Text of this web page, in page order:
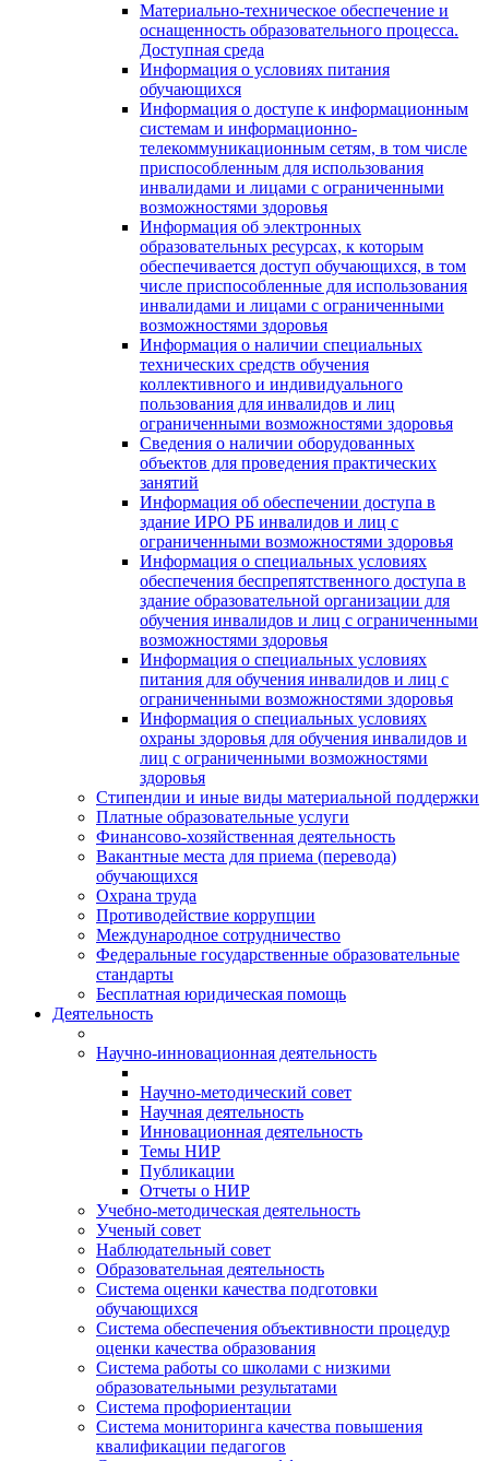
Материально-техническое обеспечение и
оснащенность образовательного процесса.
Доступная среда
Информация о условиях питания
обучающихся
Информация о доступе к информационным
системам и информационно-
телекоммуникационным сетям, в том числе
приспособленным для использования
инвалидами и лицами с ограниченными
возможностями здоровья
Информация об электронных
образовательных ресурсах, к которым
обеспечивается доступ обучающихся, в том
числе приспособленные для использования
инвалидами и лицами с ограниченными
возможностями здоровья
Информация о наличии специальных
технических средств обучения
коллективного и индивидуального
пользования для инвалидов и лиц
ограниченными возможностями здоровья
Сведения о наличии оборудованных
объектов для проведения практических
занятий
Информация об обеспечении доступа в
здание ИРО РБ инвалидов и лиц с
ограниченными возможностями здоровья
Информация о специальных условиях
обеспечения беспрепятственного доступа в
здание образовательной организации для
обучения инвалидов и лиц с ограниченными
возможностями здоровья
Информация о специальных условиях
питания для обучения инвалидов и лиц с
ограниченными возможностями здоровья
Информация о специальных условиях
охраны здоровья для обучения инвалидов и
лиц с ограниченными возможностями
здоровья
Стипендии и иные виды материальной поддержки
Платные образовательные услуги
Финансово-хозяйственная деятельность
Вакантные места для приема (перевода)
обучающихся
Охрана труда
Противодействие коррупции
Международное сотрудничество
Федеральные государственные образовательные
стандарты
Бесплатная юридическая помощь
Деятельность
Научно-инновационная деятельность
Научно-методический совет
Научная деятельность
Инновационная деятельность
Темы НИР
Публикации
Отчеты о НИР
Учебно-методическая деятельность
Ученый совет
Наблюдательный совет
Образовательная деятельность
Система оценки качества подготовки
обучающихся
Система обеспечения объективности процедур
оценки качества образования
Система работы со школами с низкими
образовательными результатами
Система профориентации
Система мониторинга качества повышения
квалификации педагогов